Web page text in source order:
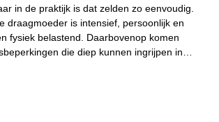
in de praktijk is dat zelden zo eenvoudig.
draagmoeder is intensief, persoonlijk en
fysiek belastend. Daarbovenop komen
die diep kunnen ingrijpen in…